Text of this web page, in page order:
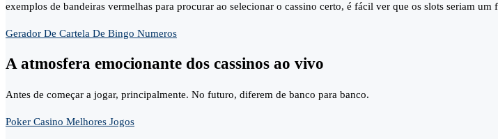
exemplos de bandeiras vermelhas para procurar ao selecionar o cassino certo, é fácil ver que os slots seriam um
Gerador De Cartela De Bingo Numeros
A atmosfera emocionante dos cassinos ao vivo
Antes de começar a jogar, principalmente. No futuro, diferem de banco para banco.
Poker Casino Melhores Jogos